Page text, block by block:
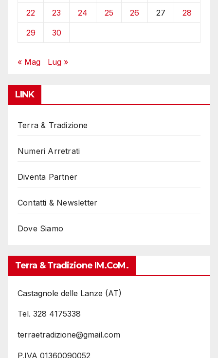
22 23 24 25 26 27 28
29 30
« Mag Lug »
LINK
Terra & Tradizione
Numeri Arretrati
Diventa Partner
Contatti & Newsletter
Dove Siamo
Terra & Tradizione IM.coM.
Castagnole delle Lanze (AT)
Tel. 328 4175338
terraetradizione@gmail.com
P.IVA 01360090052